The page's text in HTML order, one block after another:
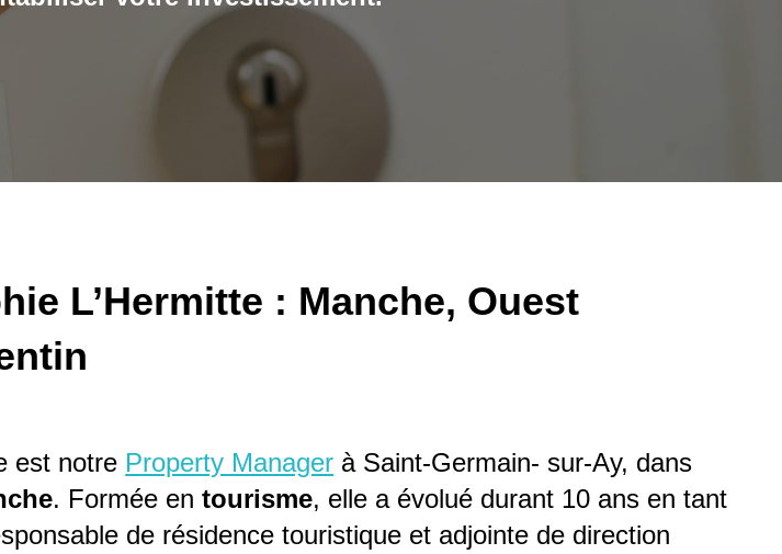
L’Hermitte : Manche, Ouest
est notre Property Manager à Saint-Germain- sur-Ay, dans
. Formée entourisme, elle a évolué durant 10 ans en tant
de résidence touristique et adjointe de direction